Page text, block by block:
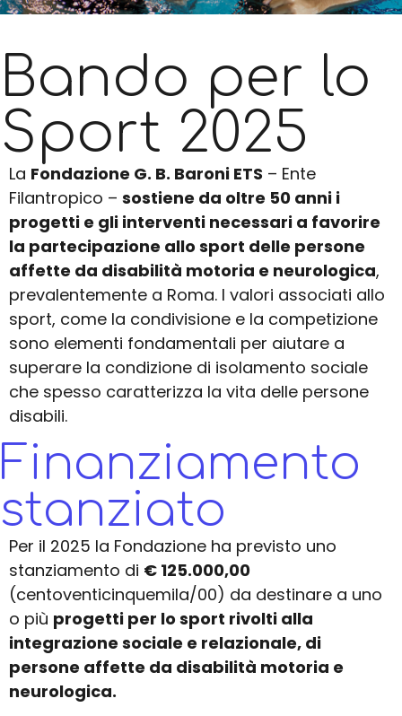
Bando per lo
Sport 2025
La Fondazione G. B. Baroni ETS – Ente
Filantropico – sostiene da oltre 50 anni i
progetti e gli interventi necessari a favorire
la partecipazione allo sport delle persone
affette da disabilità motoria e neurologica,
prevalentemente a Roma. I valori associati allo
sport, come la condivisione e la competizione
sono elementi fondamentali per aiutare a
superare la condizione di isolamento sociale
che spesso caratterizza la vita delle persone
disabili.
Finanziamento
stanziato
Per il 2025 la Fondazione ha previsto uno
stanziamento di € 125.000,00
(centoventicinquemila/00) da destinare a uno
o più progetti per lo sport rivolti alla
integrazione sociale e relazionale, di
persone affette da disabilità motoria e
neurologica.